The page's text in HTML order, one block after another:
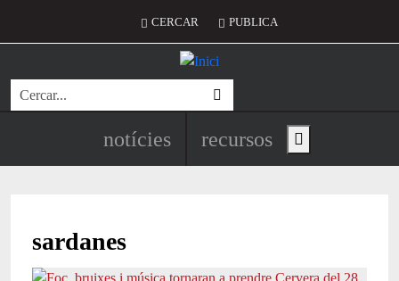
Menú del compte d'usuari
CERCAR PUBLICA
Cerca
Navegació principal de
notícies recursos Show main menu
sardanes